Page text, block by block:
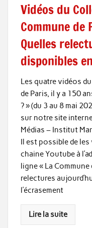
Vidéos du
Commune de
Quelles
disponibles
Les quatre vidéos
de Paris, il y a 150
? » (du 3 au 8 mai
sur notre site
Médias – Institut
Il est possible de
chaine Youtube à
ligne « La
relectures
l’écrasement
Lire la suite